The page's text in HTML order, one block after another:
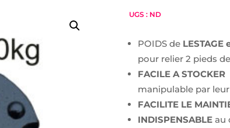
UGS : ND
POIDS de LESTAGE
pour relier 2 pieds
FACILE A STOCKER
manipulable par
FACILITE LE
INDISPENSABLEau